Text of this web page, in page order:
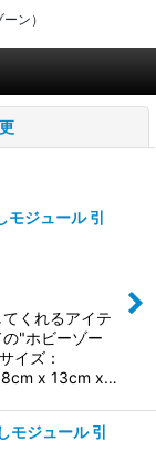
ン）
ジュール 引
くれるアイテ
"ホビーゾー
イズ：
8cm x 13cm x…
モジュール 引